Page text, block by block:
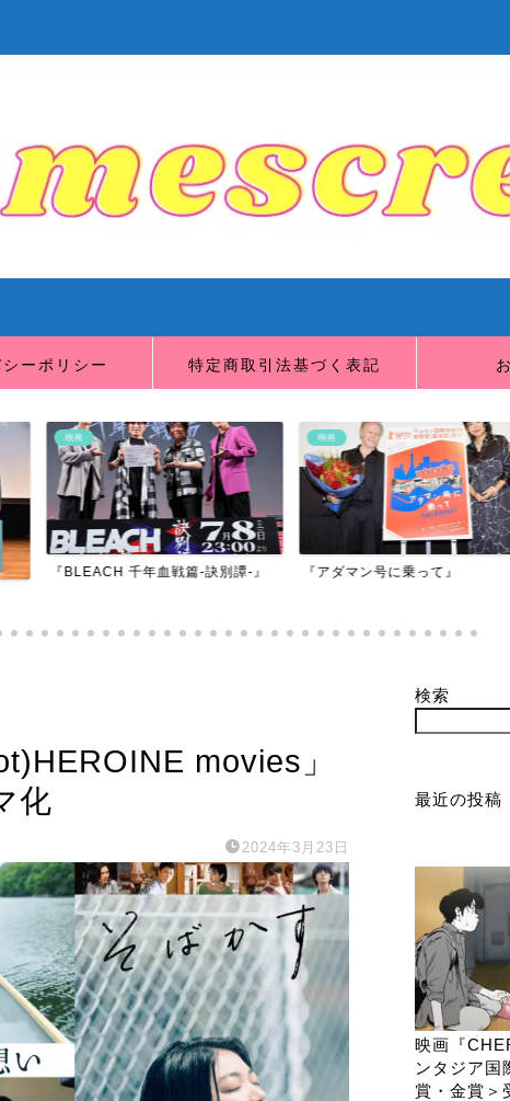
ーポリシー 特定商取引法基づく表記
映画
『BLEACH 千年血戦篇-訣別譚-』
映画
『アダマン号に乗って』
movies」
化
2024年3月23日
検索
最近の投稿
映画『
ンタジア国
賞・金賞＞